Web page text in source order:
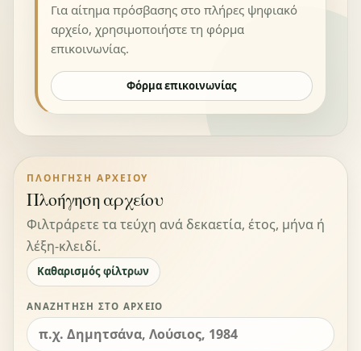
Για αίτημα πρόσβασης στο πλήρες ψηφιακό
αρχείο, χρησιμοποιήστε τη φόρμα
επικοινωνίας.
Φόρμα επικοινωνίας
ΠΛΟΉΓΗΣΗ ΑΡΧΕΊΟΥ
Πλοήγηση αρχείου
Φιλτράρετε τα τεύχη ανά δεκαετία, έτος, μήνα ή
λέξη-κλειδί.
Καθαρισμός φίλτρων
ΑΝΑΖΉΤΗΣΗ ΣΤΟ ΑΡΧΕΊΟ